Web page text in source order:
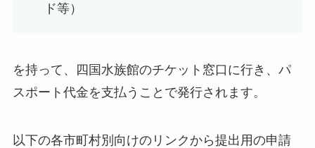
ド等）
を持って、四国水族館のチケット窓口に行き、パ
スポート代金を支払うことで発行されます。
以下の各市町村別向けのリンクから提出用の申請